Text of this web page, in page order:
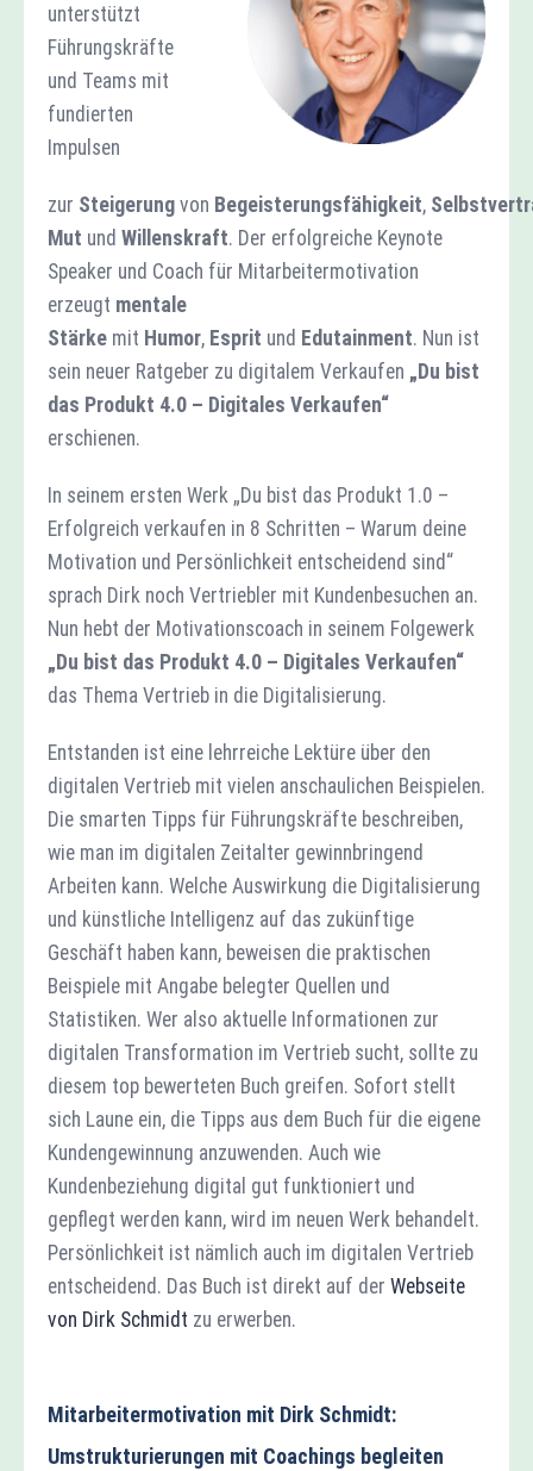
unterstützt
Führungskräfte
und Teams mit
fundierten
Impulsen
zur Steigerung von Begeisterungsfähigkeit,
Mut und Willenskraft. Der erfolgreiche Keynote
Speaker und Coach für Mitarbeitermotivation
erzeugt mentale
Stärke mit Humor, Esprit und Edutainment. Nun ist
sein neuer Ratgeber zu digitalem Verkaufen „Du bist
das Produkt 4.0 – Digitales Verkaufen“
erschienen.
In seinem ersten Werk „Du bist das Produkt 1.0 –
Erfolgreich verkaufen in 8 Schritten – Warum deine
Motivation und Persönlichkeit entscheidend sind“
sprach Dirk noch Vertriebler mit Kundenbesuchen an.
Nun hebt der Motivationscoach in seinem Folgewerk
„Du bist das Produkt 4.0 – Digitales Verkaufen“
das Thema Vertrieb in die Digitalisierung.
Entstanden ist eine lehrreiche Lektüre über den
digitalen Vertrieb mit vielen anschaulichen Beispielen.
Die smarten Tipps für Führungskräfte beschreiben,
wie man im digitalen Zeitalter gewinnbringend
Arbeiten kann. Welche Auswirkung die Digitalisierung
und künstliche Intelligenz auf das zukünftige
Geschäft haben kann, beweisen die praktischen
Beispiele mit Angabe belegter Quellen und
Statistiken. Wer also aktuelle Informationen zur
digitalen Transformation im Vertrieb sucht, sollte zu
diesem top bewerteten Buch greifen. Sofort stellt
sich Laune ein, die Tipps aus dem Buch für die eigene
Kundengewinnung anzuwenden. Auch wie
Kundenbeziehung digital gut funktioniert und
gepflegt werden kann, wird im neuen Werk behandelt.
Persönlichkeit ist nämlich auch im digitalen Vertrieb
entscheidend. Das Buch ist direkt auf der Webseite
von Dirk Schmidt zu erwerben.
Mitarbeitermotivation mit Dirk Schmidt:
Umstrukturierungen mit Coachings begleiten